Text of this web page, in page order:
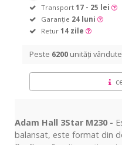
Transport 17 - 25 lei
Garanție 24 luni
Retur 14 zile
Peste 6200 unități
Adam Hall 3Star M230 -
balansat, este format din